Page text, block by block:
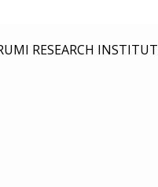
RESEARCH